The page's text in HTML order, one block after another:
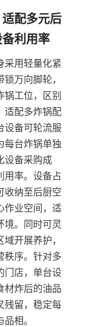
配多元后
利用率
采用轻量化紧
万向脚轮，
锅工位，区别
适配多炸锅配
设备可轮流服
每台炸锅单独
设备采购成
用率。设备占
收纳至后厨空
作业空间，适
境。同时可灵
开展养护，
秩序。针对多
门店，单台设
材炸后的油品
残留，稳定每
相。